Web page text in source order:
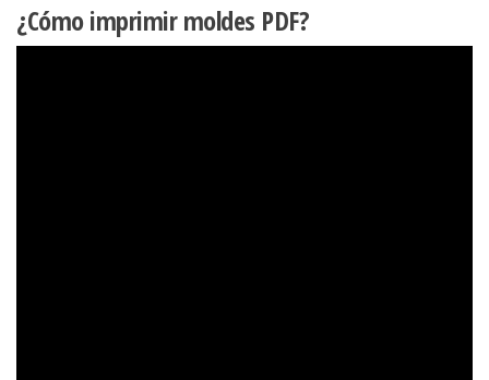
¿Cómo imprimir moldes PDF?